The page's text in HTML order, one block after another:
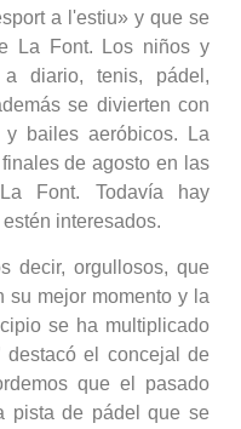
a l'estiu» y que se
La Font. Los niños y
a diario, tenis, pádel,
se divierten con
bailes aeróbicos. La
de agosto en las
Font. Todavía hay
interesados.
decir, orgullosos, que
su mejor momento y la
se ha multiplicado
destacó el concejal de
que el pasado
pista de pádel que se